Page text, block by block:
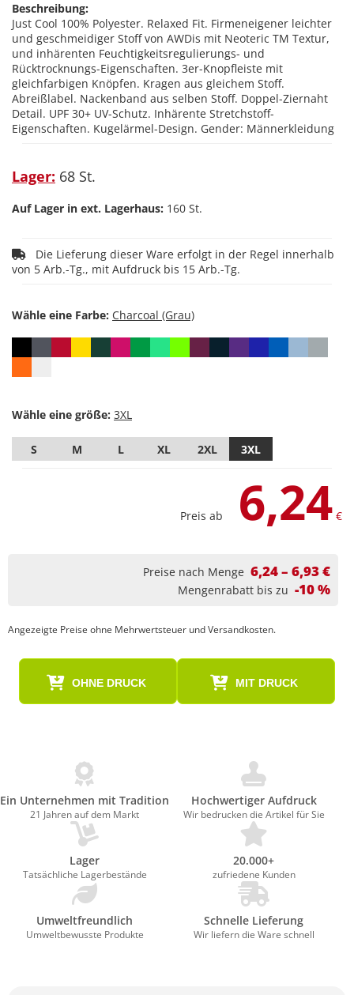
Beschreibung:
Just Cool 100% Polyester. Relaxed Fit. Firmeneigener leichter
und geschmeidiger Stoff von AWDis mit Neoteric TM Textur,
und inhärenten Feuchtigkeitsregulierungs- und
Rücktrocknungs-Eigenschaften. 3er-Knopfleiste mit
gleichfarbigen Knöpfen. Kragen aus gleichem Stoff.
Abreißlabel. Nackenband aus selben Stoff. Doppel-Ziernaht
Detail. UPF 30+ UV-Schutz. Inhärente Stretchstoff-
Eigenschaften. Kugelärmel-Design. Gender: Männerkleidung
Lager: 68 St.
Auf Lager in ext. Lagerhaus: 160 St.
von 5 Arb.-Tg., mit Aufdruck bis 15 Arb.-Tg.
Wähle eine Farbe:
Wähle eine größe:
S M L XL 2XL 3XL
Preis ab 6,24 €
Preise nach Menge 6,24 – 6,93 €
Mengenrabatt bis zu -10 %
Angezeigte Preise ohne Mehrwertsteuer und Versandkosten.
OHNE DRUCK MIT DRUCK
Ein Unternehmen mit Tradition
21 Jahren auf dem Markt
Hochwertiger Aufdruck
Wir bedrucken die Artikel für Sie
Lager
Tatsächliche Lagerbestände
20.000+
zufriedene Kunden
Umweltfreundlich
Umweltbewusste Produkte
Schnelle Lieferung
Wir liefern die Ware schnell